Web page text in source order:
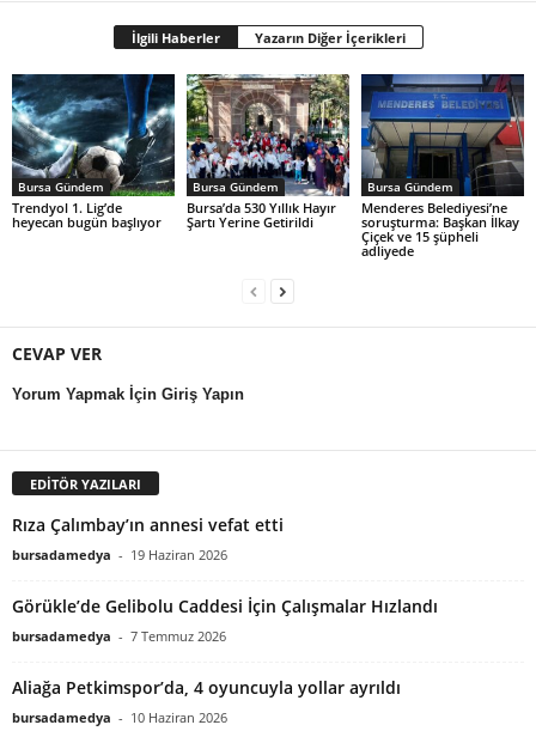
İlgili Haberler Yazarın Diğer İçerikleri
Bursa Gündem
Trendyol 1. Lig’de
heyecan bugün başlıyor
Bursa Gündem
Bursa’da 530 Yıllık Hayır
Şartı Yerine Getirildi
Bursa Gündem
Menderes Belediyesi’ne
soruşturma: Başkan İlkay
Çiçek ve 15 şüpheli
adliyede
CEVAP VER
Yorum Yapmak İçin Giriş Yapın
EDİTÖR YAZILARI
Rıza Çalımbay’ın annesi vefat etti
bursadamedya - 19 Haziran 2026
Görükle’de Gelibolu Caddesi İçin Çalışmalar Hızlandı
bursadamedya - 7 Temmuz 2026
Aliağa Petkimspor’da, 4 oyuncuyla yollar ayrıldı
bursadamedya - 10 Haziran 2026